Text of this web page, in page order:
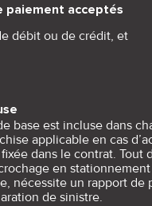
paiement acceptés
débit ou de crédit, et
base est incluse dans
applicable en cas
dans le contrat. Tout
en
nécessite un rapport de
de sinistre.